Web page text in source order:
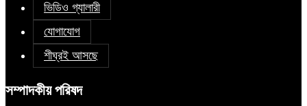
ভিডিও গ্যালারী
যোগাযোগ
শীঘ্রই আসছে
সম্পাদকীয় পরিষদ